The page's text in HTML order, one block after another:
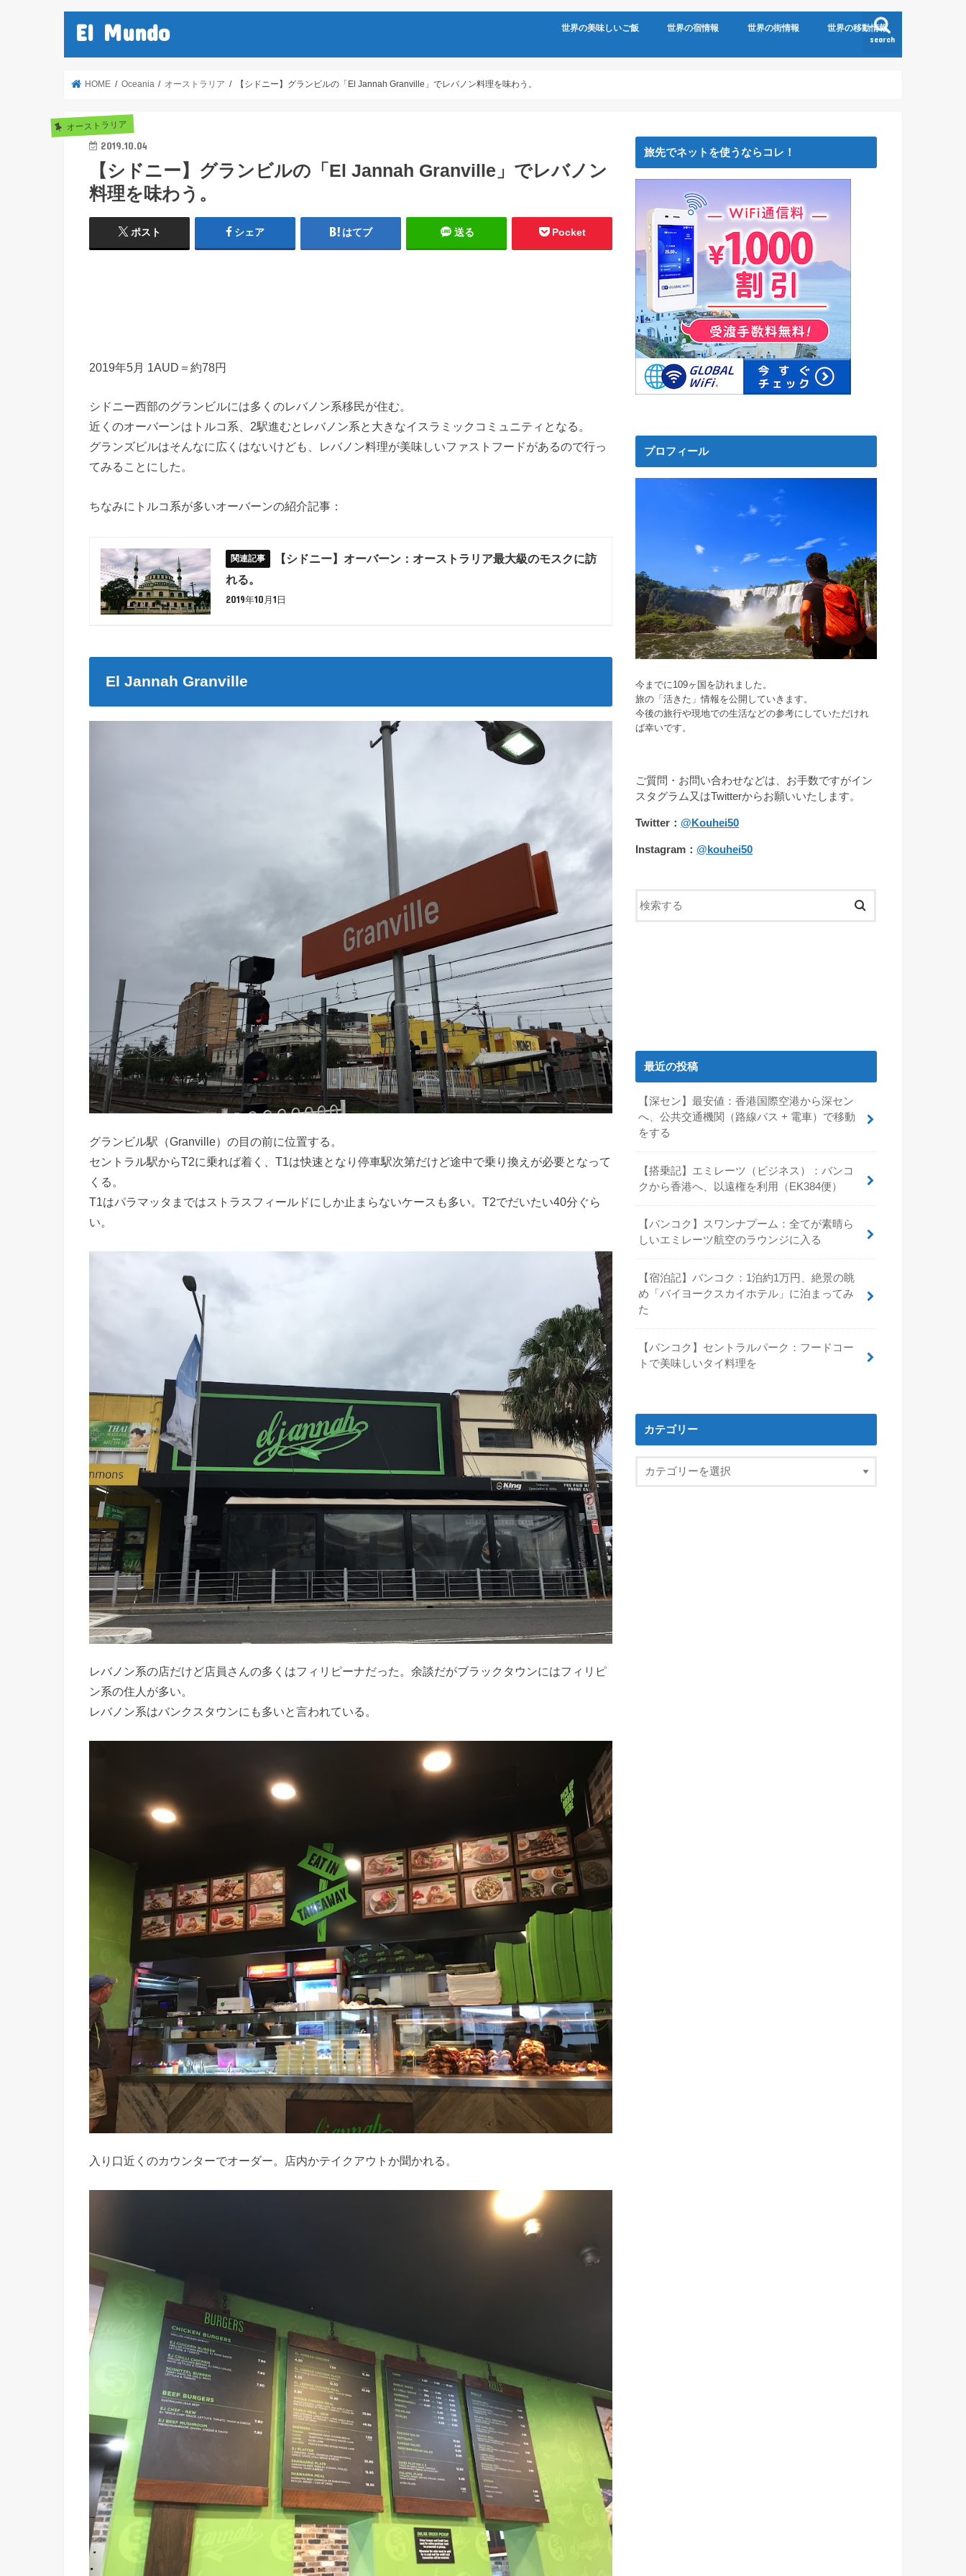
El Mundo search
世界の美味しいご飯 世界の宿情報 世界の街情報 世界の移動情報
HOME Oceania オーストラリア 【シドニー】グランビルの「El Jannah Granville」でレバノン料理を味わう。
オーストラリア
2019.10.04
【シドニー】グランビルの「El Jannah Granville」でレバノン
料理を味わう。
ポスト シェア はてブ 送る Pocket
2019年5月 1AUD＝約78円
シドニー西部のグランビルには多くのレバノン系移民が住む。
近くのオーバーンはトルコ系、2駅進むとレバノン系と大きなイスラミックコミュニティとなる。
グランズビルはそんなに広くはないけども、レバノン料理が美味しいファストフードがあるので行っ
てみることにした。
ちなみにトルコ系が多いオーバーンの紹介記事：
【シドニー】オーバーン：オーストラリア最大級のモスクに訪
れる。
2019年10月1日
El Jannah Granville
グランビル駅（Granville）の目の前に位置する。
セントラル駅からT2に乗れば着く、T1は快速となり停車駅次第だけど途中で乗り換えが必要となって
くる。
T1はパラマッタまではストラスフィールドにしか止まらないケースも多い。T2でだいたい40分ぐら
い。
レバノン系の店だけど店員さんの多くはフィリピーナだった。余談だがブラックタウンにはフィリピ
ン系の住人が多い。
レバノン系はバンクスタウンにも多いと言われている。
入り口近くのカウンターでオーダー。店内かテイクアウトか聞かれる。
旅先でネットを使うならコレ！
プロフィール
今までに109ヶ国を訪れました。
旅の「活きた」情報を公開していきます。
今後の旅行や現地での生活などの参考にしていただけれ
ば幸いです。
ご質問・お問い合わせなどは、お手数ですがイン
スタグラム又はTwitterからお願いいたします。
Twitter： @Kouhei50
Instagram： @kouhei50
最近の投稿
【深セン】最安値：香港国際空港から深セン
へ、公共交通機関（路線バス + 電車）で移動
をする
【搭乗記】エミレーツ（ビジネス）：バンコ
クから香港へ、以遠権を利用（EK384便）
【バンコク】スワンナプーム：全てが素晴ら
しいエミレーツ航空のラウンジに入る
【宿泊記】バンコク：1泊約1万円、絶景の眺
め「バイヨークスカイホテル」に泊まってみ
た
【バンコク】セントラルパーク：フードコー
トで美味しいタイ料理を
カテゴリー